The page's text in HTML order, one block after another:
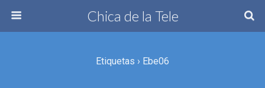
Chica de la Tele
Etiquetas › Ebe06